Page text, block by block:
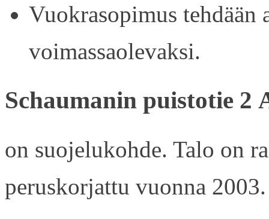
Vuokrasopimus tehdään
voimassaolevaksi.
Schaumanin puistotie 2
on suojelukohde. Talo on
peruskorjattu vuonna 2003.